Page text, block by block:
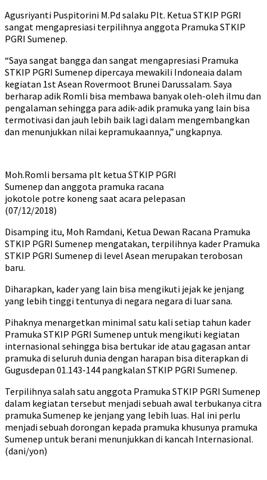
Agusriyanti Puspitorini M.Pd salaku Plt. Ketua STKIP PGRI
sangat mengapresiasi terpilihnya anggota Pramuka STKIP
PGRI Sumenep.
“Saya sangat bangga dan sangat mengapresiasi Pramuka
STKIP PGRI Sumenep dipercaya mewakili Indoneaia dalam
kegiatan 1st Asean Rovermoot Brunei Darussalam. Saya
berharap adik Romli bisa membawa banyak oleh-oleh ilmu dan
pengalaman sehingga para adik-adik pramuka yang lain bisa
termotivasi dan jauh lebih baik lagi dalam mengembangkan
dan menunjukkan nilai kepramukaannya,” ungkapnya.
Moh.Romli bersama plt ketua STKIP PGRI
Sumenep dan anggota pramuka racana
jokotole potre koneng saat acara pelepasan
(07/12/2018)
Disamping itu, Moh Ramdani, Ketua Dewan Racana Pramuka
STKIP PGRI Sumenep mengatakan, terpilihnya kader Pramuka
STKIP PGRI Sumenep di level Asean merupakan terobosan
baru.
Diharapkan, kader yang lain bisa mengikuti jejak ke jenjang
yang lebih tinggi tentunya di negara negara di luar sana.
Pihaknya menargetkan minimal satu kali setiap tahun kader
Pramuka STKIP PGRI Sumenep untuk mengikuti kegiatan
internasional sehingga bisa bertukar ide atau gagasan antar
pramuka di seluruh dunia dengan harapan bisa diterapkan di
Gugusdepan 01.143-144 pangkalan STKIP PGRI Sumenep.
Terpilihnya salah satu anggota Pramuka STKIP PGRI Sumenep
dalam kegiatan tersebut menjadi sebuah awal terbukanya citra
pramuka Sumenep ke jenjang yang lebih luas. Hal ini perlu
menjadi sebuah dorongan kepada pramuka khusunya pramuka
Sumenep untuk berani menunjukkan di kancah Internasional.
(dani/yon)